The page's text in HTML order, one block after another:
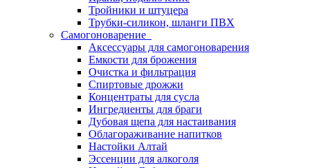
Тройники и штуцера
Трубки-силикон, шланги ПВХ
Самогоноварение
Аксессуары для самогоноварения
Емкости для брожения
Очистка и фильтрация
Спиртовые дрожжи
Концентраты для сусла
Ингредиенты для браги
Дубовая щепа для настаивания
Облагораживание напитков
Настойки Алтай
Эссенции для алкоголя